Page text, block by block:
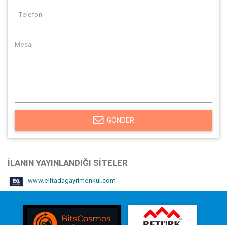
GÖNDER
İLANIN YAYINLANDIĞI SITELER
www.elitadagayrimenkul.com